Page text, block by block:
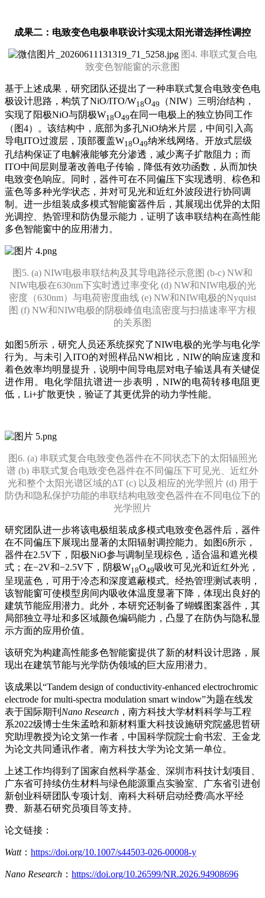
成果二：电致变色电极串联设计实现太阳光谱选择性调控
图4. 串联式复合电
致变色智能窗的示意图
基于上述成果，研究团队还提出了一种串联式复合电致变色电
极设计思路，构筑了NiO/ITO/W18O49
（NIW）三明治结构，
实现了阳极NiO与阴极W18O49在同一电极上的独立协同工作
（图4）。该结构中，底部为多孔NiO纳米片层，中间引入高
导电ITO过渡层，顶部覆盖W18O49纳米线网络。开放式层级
孔结构保证了电解液能够充分渗透，减少离子扩散阻力；而
ITO中间层则显著改善电子传输，降低有效功函数，从而加快
电致变色响应。同时，器件可在不同偏压下实现透明、棕色和
蓝色等多种光学状态，并对可见光和近红外波段进行协同调
制。进一步组装成多模式智能窗器件后，其展现出优异的太阳
光调控、热管理和防伪显示能力，证明了该串联结构在高性能
多色智能窗中的应用潜力。
图5. (a) NIW电极串联结构及其导电路径示意图 (b-c) NW和
NIW电极在630nm下实时透过率变化 (d) NW和NIW电极的光
密度（630nm）与电荷密度曲线 (e) NW和NIW电极的Nyquist
图 (f) NW和NIW电极的阴极峰值电流密度与扫描速率平方根
的关系图
如图5所示，研究人员还系统探究了NIW电极的光学与电化学
行为。与未引入ITO的对照样品NW相比，NIW的响应速度和
着色效率均明显提升，说明中间导电层对电子输送具有关键促
进作用。电化学阻抗谱进一步表明，NIW的电荷转移电阻更
低，Li+扩散更快，验证了其更优异的动力学性能。
图6. (a) 串联式复合电致变色器件在不同状态下的太阳辐照光
谱 (b) 串联式复合电致变色器件在不同偏压下可见光、近红外
光和整个太阳光谱区域的ΔT (c) 以及相应的光学照片 (d) 用于
防伪和隐私保护功能的串联结构电致变色器件在不同电位下的
光学照片
研究团队进一步将该电极组装成多模式电致变色器件后，器件
在不同偏压下展现出显著的太阳辐射调控能力。如图6所示，
器件在2.5V下，阳极NiO参与调制呈现棕色，适合温和遮光模
式；在−2V和−2.5V下，阴极W18O49吸收可见光和近红外光，
呈现蓝色，可用于冷态和深度遮蔽模式。经热管理测试表明，
该智能窗可使模型房间内吸收体温度显著下降，体现出良好的
建筑节能应用潜力。此外，本研究还制备了蝴蝶图案器件，其
局部独立寻址和多区域颜色编码能力，凸显了在防伪与隐私显
示方面的应用价值。
该研究为构建高性能多色智能窗提供了新的材料设计思路，展
现出在建筑节能与光学防伪领域的巨大应用潜力。
该成果以“Tandem design of conductivity-enhanced electrochromic
electrode for multi-spectra modulation smart window”为题在线发
表于国际期刊 Nano Research ，南方科技大学材料科学与工程
系2022级博士生朱孟晗和新材料重大科技设施研究院盛思哲研
究助理教授为论文第一作者，中国科学院院士俞书宏、王金龙
为论文共同通讯作者。南方科技大学为论文第一单位。
上述工作均得到了国家自然科学基金、深圳市科技计划项目、
广东省可持续仿生材料与绿色能源重点实验室、广东省引进创
新创业科研团队专项计划、南科大科研启动经费/高水平经
费、新基石研究员项目等支持。
论文链接：
Watt： https://doi.org/10.1007/s44503-026-00008-y
Nano Research ： https://doi.org/10.26599/NR.2026.94908696